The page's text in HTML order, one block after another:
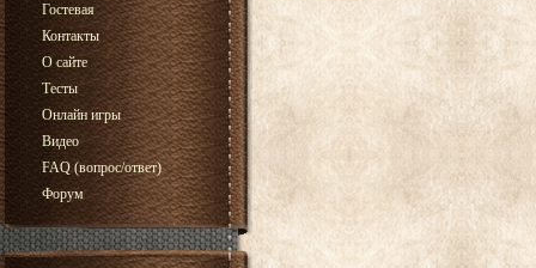
Гостевая
Контакты
О сайте
Тесты
Онлайн игры
Видео
FAQ (вопрос/ответ)
Форум